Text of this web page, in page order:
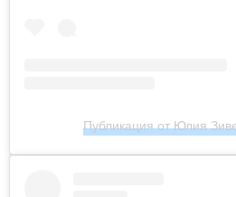
Публикация от Юлия